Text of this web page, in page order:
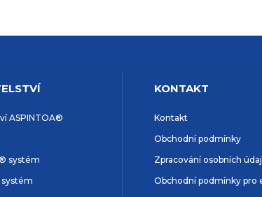
ASPINTOA®
systém
systém
KONTAKT
Kontakt
Obchodní podmínky
Zpracování osobních
Obchodní podmínky pro